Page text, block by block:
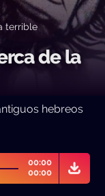
terrible
de la
hebreos
00:00
00:00